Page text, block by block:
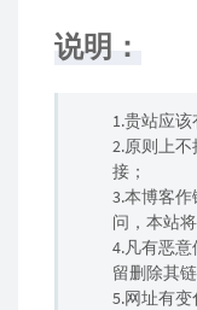
说明：
1.贵站应该
2.原则上
接；
3.本博客
问，本站
4.凡有恶
留删除其
5.网址有变